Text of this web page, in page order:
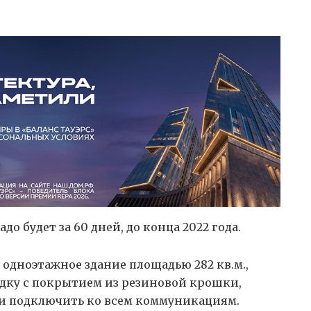
будет за 60 дней, до конца 2022 года.
здание площадью 282 кв.м.,
с покрытием из резиновой крошки,
подключить ко всем коммуникациям.